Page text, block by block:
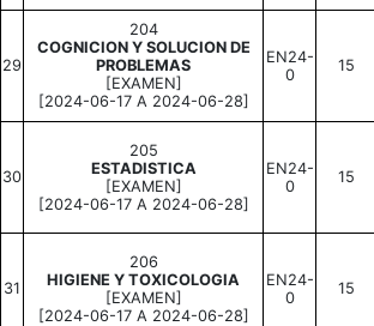
29
204
COGNICION Y SOLUCION DE
PROBLEMAS
[EXAMEN]
[2024-06-17 A 2024-06-28]
EN24-
0
15
30
205
ESTADISTICA
[EXAMEN]
[2024-06-17 A 2024-06-28]
EN24-
0
15
31
206
HIGIENE Y TOXICOLOGIA
[EXAMEN]
[2024-06-17 A 2024-06-28]
EN24-
0
15